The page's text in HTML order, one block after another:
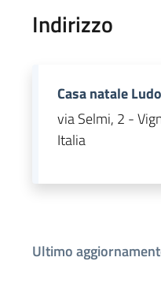
Indirizzo
Casa natale
via Selmi, 2 -
Italia
Ultimo